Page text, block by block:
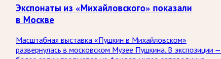
Экспонаты из «Михайловского» показали
в Москве
Масштабная выставка «Пушкин в Михайловском»
развернулась в московском Музее Пушкина. В экспозиции —